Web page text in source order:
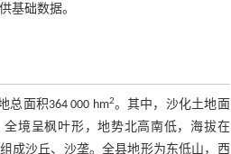
基础数据。
总面积364 000 hm2。其中，沙化土地面
全境呈枫叶形，地势北高南低，海拔在
成沙丘、沙垄。全县地形为东低山，西